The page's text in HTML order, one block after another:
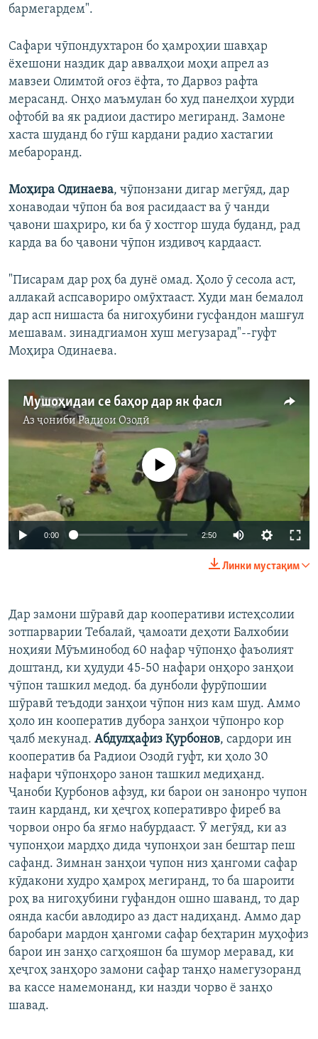
бармегардем".
Сафари чӯпондухтарон бо ҳамроҳии шавҳар
ёхешони наздик дар аввалҳои моҳи апрел аз
мавзеи Олимтой оғоз ёфта, то Дарвоз рафта
мерасанд. Онҳо маъмулан бо худ панелҳои хурди
офтобӣ ва як радиои дастиро мегиранд. Замоне
хаста шуданд бо гӯш кардани радио хастагии
мебароранд.
Моҳира Одинаева, чӯпонзани дигар мегӯяд, дар
хонаводаи чӯпон ба воя расидааст ва ӯ чанди
ҷавони шаҳриро, ки ба ӯ хостгор шуда буданд, рад
карда ва бо ҷавони чӯпон издивоҷ кардааст.
"Писарам дар роҳ ба дунё омад. Ҳоло ӯ сесола аст,
аллакай аспсавориро омӯхтааст. Худи ман бемалол
дар асп нишаста ба нигоҳубини гусфандон машғул
мешавам. зинадгиамон хуш мегузарад"--гуфт
Моҳира Одинаева.
Мушоҳидаи се баҳор дар як фасл
Аз ҷонибиРадиои Озодӣ
Феълан кор намекунад
0:00 2:50
Линки мустақим
Дар замони шӯравӣ дар кооперативи истеҳсолии
зотпарварии Тебалай, ҷамоати деҳоти Балхобии
ноҳияи Мӯъминобод 60 нафар чӯпонҳо фаъолият
доштанд, ки ҳудуди 45-50 нафари онҳоро занҳои
чӯпон ташкил медод. ба дунболи фурӯпошии
шӯравӣ теъдоди занҳои чӯпон низ кам шуд. Аммо
ҳоло ин кооператив дубора занҳои чӯпонро кор
ҷалб мекунад. Абдулҳафиз Қурбонов, сардори ин
кооператив ба Радиои Озодӣ гуфт, ки ҳоло 30
нафари чӯпонҳоро занон ташкил медиҳанд.
Ҷаноби Қурбонов афзуд, ки барои он занонро чупон
таин карданд, ки ҳеҷгоҳ коперативро фиреб ва
чорвои онро ба яғмо набурдааст. Ӯ мегӯяд, ки аз
чупонҳои мардҳо дида чупонҳои зан бештар пеш
сафанд. Зимнан занҳои чупон низ ҳангоми сафар
кӯдакони худро ҳамроҳ мегиранд, то ба шароити
роҳ ва нигоҳубини гуфандон ошно шаванд, то дар
оянда касби авлодиро аз даст надиҳанд. Аммо дар
баробари мардон ҳангоми сафар беҳтарин муҳофиз
барои ин занҳо сагҳояшон ба шумор меравад, ки
ҳеҷгоҳ занҳоро замони сафар танҳо намегузоранд
ва кассе намемонанд, ки назди чорво ё занҳо
шавад.